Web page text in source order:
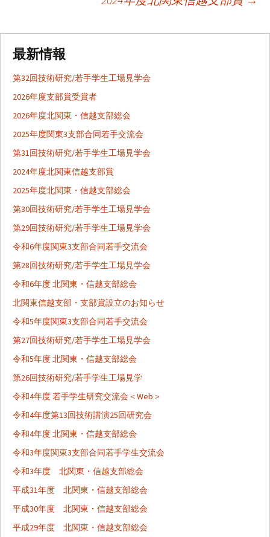
稿
ナ
ビ
ゲ
ー
シ
ョ
ン
最新情報
第32回技術研究/若手学生工場見学会
2026年度支部賞受賞者
2026年度北関東・信越支部総会
2025年度関東3支部合同若手交流会
第31回技術研究/若手学生工場見学会
2024年度北関東信越支部賞
2025年度北関東・信越支部総会
第30回技術研究/若手学生工場見学会
第29回技術研究/若手学生工場見学会
令和6年度関東3支部合同若手交流会
第28回技術研究/若手学生工場見学会
令和6年度 北関東・信越支部総会
北関東信越支部・支部賞設立のお知らせ
令和5年度関東3支部合同若手交流会
第27回技術研究/若手学生工場見学会
令和5年度 北関東・信越支部総会
第26回技術研究/若手学生工場見学
令和4年度 若手学生研究交流会＜Web＞
令和4年度第13回技術講演25回研究会
令和4年度 北関東・信越支部総会
令和3年度関東3支部合同若手学生交流会
令和3年度 北関東・信越支部総会
平成31年度 北関東・信越支部総会
平成30年度 北関東・信越支部総会
平成29年度 北関東・信越支部総会